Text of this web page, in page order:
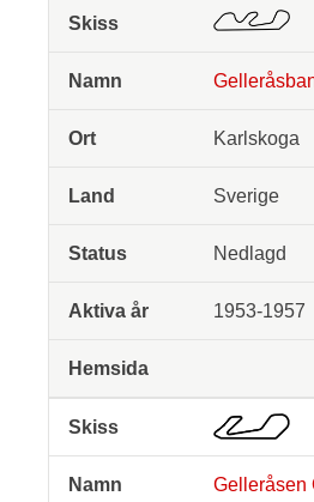
Karlskoga
Sverige
Nedlagd
1953-1957
Gelleråsen